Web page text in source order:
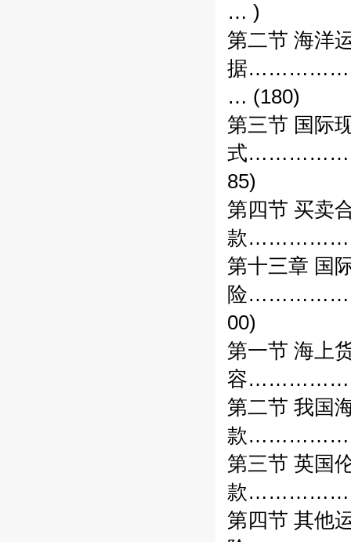
… )
第二节 海洋
据
… (180)
第三节 国际
式
85)
第四节 买卖
款
第十三章 国
险
00)
第一节 海上
容
第二节 我国
款
第三节 英国
款
第四节 其他